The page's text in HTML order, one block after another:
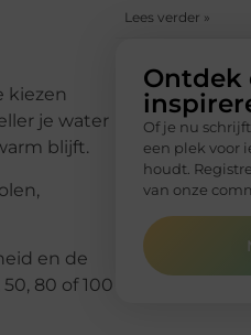
kiezen
je water
blijft.
en de
80 of 100
Lees verder »
Ontdek
Of je nu
een plek voor
houdt.
van onze